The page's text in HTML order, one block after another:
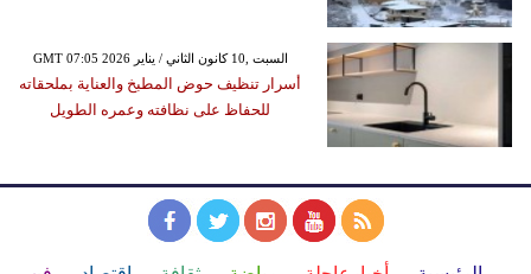
GMT 07:05 2026 السبت ,10 كانون الثاني / يناير
أسرار تنظيف حوض المطبخ والعناية بملحقاته
للحفاظ على نظافته وعمره الطويل